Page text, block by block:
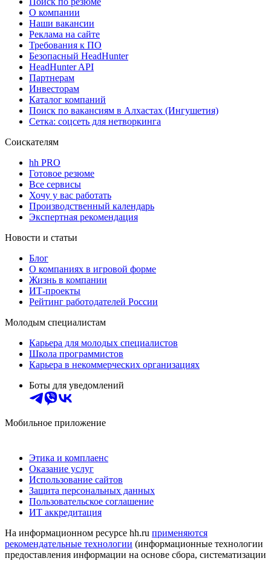
О компании
Наши вакансии
Реклама на сайте
Требования к ПО
Безопасный HeadHunter
HeadHunter API
Партнерам
Инвесторам
Каталог компаний
Поиск по вакансиям в Алхастах (Ингушетия)
Сетка: соцсеть для нетворкинга
Соискателям
hh PRO
Готовое резюме
Все сервисы
Хочу у вас работать
Производственный календарь
Экспертная рекомендация
Новости и статьи
Блог
О компаниях в игровой форме
Жизнь в компании
ИТ-проекты
Рейтинг работодателей России
Молодым специалистам
Карьера для молодых специалистов
Школа программистов
Карьера в некоммерческих организациях
Боты для уведомлений
Мобильное приложение
Этика и комплаенс
Оказание услуг
Использование сайтов
Защита персональных данных
Пользовательское соглашение
ИТ аккредитация
На информационном ресурсе hh.ru применяются
рекомендательные технологии (информационные технологии
предоставления информации на основе сбора, систематизации